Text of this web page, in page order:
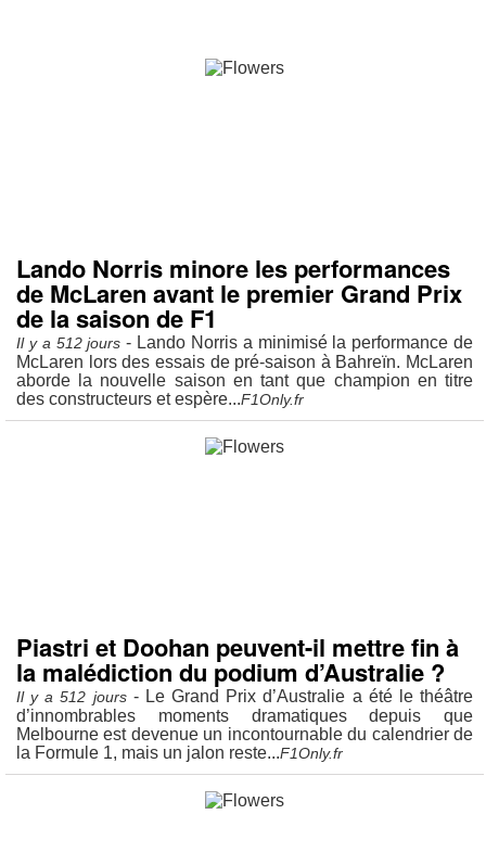
Lando Norris minore les performances
de McLaren avant le premier Grand Prix
de la saison de F1
Il y a 512 jours - Lando Norris a minimisé la performance de
McLaren lors des essais de pré-saison à Bahreïn. McLaren
aborde la nouvelle saison en tant que champion en titre
des constructeurs et espère...F1Only.fr
Piastri et Doohan peuvent-il mettre fin à
la malédiction du podium d’Australie ?
Il y a 512 jours- Le Grand Prix d’Australie a été le théâtre
d’innombrables moments dramatiques depuis que
Melbourne est devenue un incontournable du calendrier de
la Formule 1, mais un jalon reste...F1Only.fr